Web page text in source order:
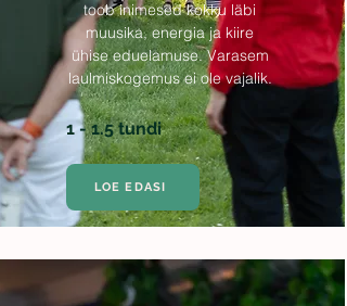
toob inimesed kokku läbi
muusika, energia ja kiire
ühise eduelamuse. Varasem
laulmiskogemus ei ole vajalik.
1 - 1.5 tundi
LOE EDASI